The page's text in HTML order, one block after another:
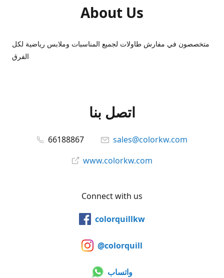
About Us
متخصصون في مفارش طاولات لجميع المناسبات وملابس رياضية لكل
الفرق
اتصل بنا
66188867
sales@colorkw.com
www.colorkw.com
Connect with us
colorquillkw
@colorquill
واتساب